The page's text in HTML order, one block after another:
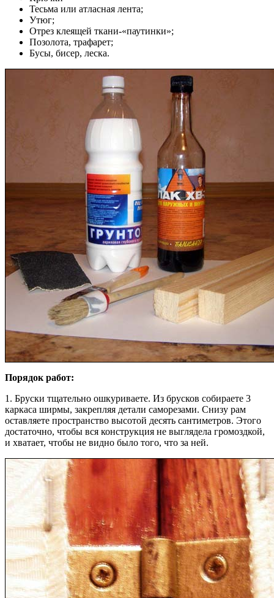
Тесьма или атласная лента;
Утюг;
Отрез клеящей ткани-«паутинки»;
Позолота, трафарет;
Бусы, бисер, леска.
Порядок работ:
1. Бруски тщательно ошкуриваете. Из брусков собираете 3
каркаса ширмы, закрепляя детали саморезами. Снизу рам
оставляете пространство высотой десять сантиметров. Этого
достаточно, чтобы вся конструкция не выглядела громоздкой,
и хватает, чтобы не видно было того, что за ней.